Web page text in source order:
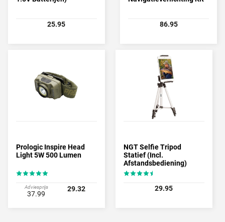
25.95
Adapterset)86.95
Prologic Inspire Head
Light 5W 500 Lumen
Adviesprijs
37.99
29.32
NGT Selfie Tripod
Statief (Incl.
Afstandsbediening)
29.95